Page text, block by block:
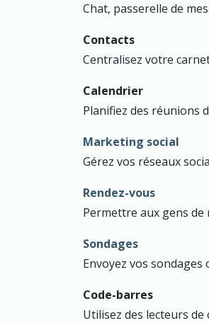
Chat, passerelle de
Contacts
Centralisez votre
Calendrier
Planifiez des réunions
Marketing social
Gérez vos réseaux
Rendez-vous
Permettre aux gens
Sondages
Envoyez vos
Code-barres
Utilisez des lecteurs